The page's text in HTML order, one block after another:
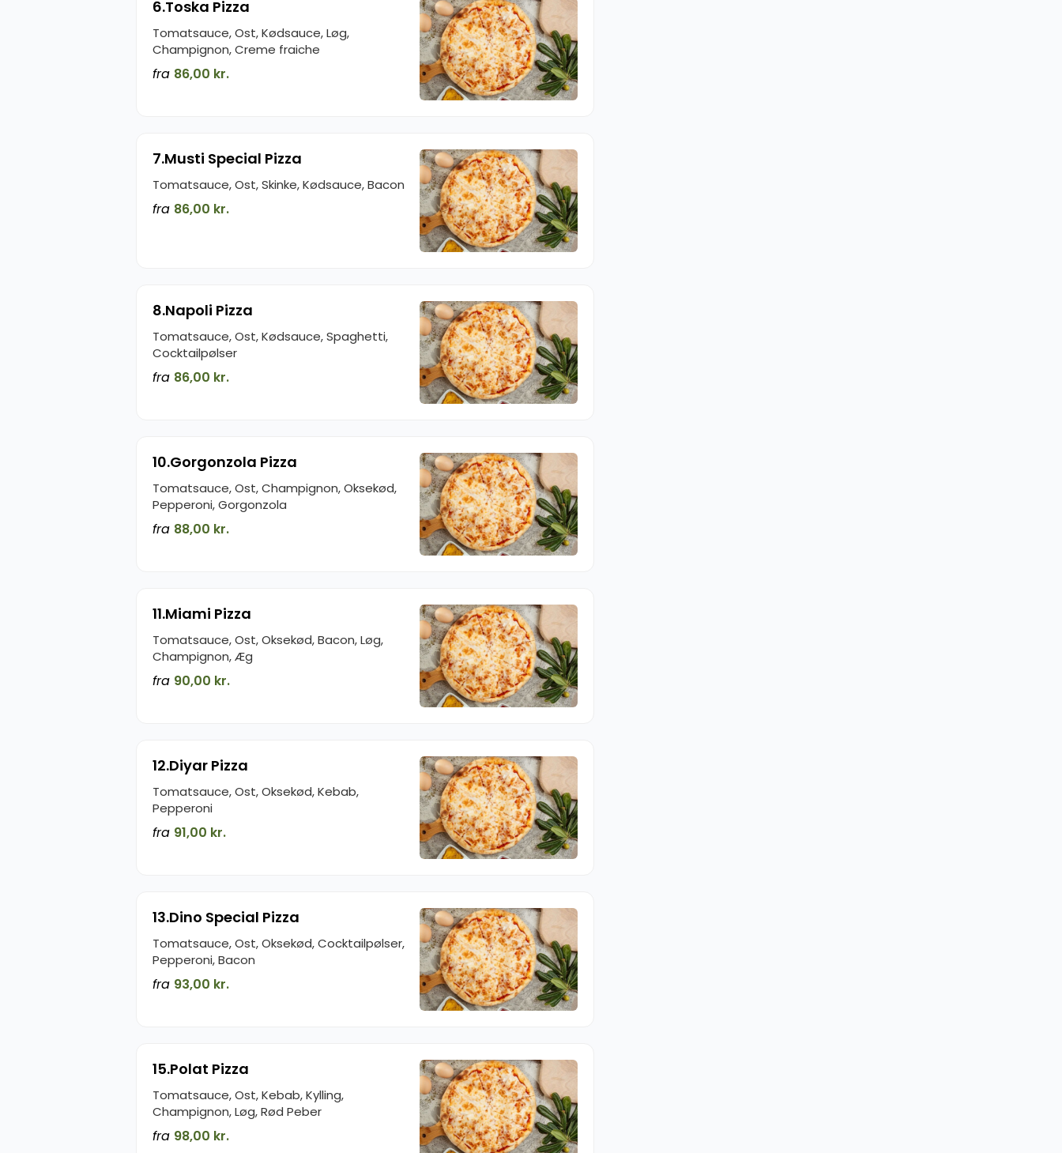
6.Toska Pizza
Tomatsauce, Ost, Kødsauce, Løg,
Champignon, Creme fraiche
fra 86,00 kr.
7.Musti Special Pizza
Tomatsauce, Ost, Skinke, Kødsauce, Bacon
fra 86,00 kr.
8.Napoli Pizza
Tomatsauce, Ost, Kødsauce, Spaghetti,
Cocktailpølser
fra 86,00 kr.
10.Gorgonzola Pizza
Tomatsauce, Ost, Champignon, Oksekød,
Pepperoni, Gorgonzola
fra 88,00 kr.
11.Miami Pizza
Tomatsauce, Ost, Oksekød, Bacon, Løg,
Champignon, Æg
fra 90,00 kr.
12.Diyar Pizza
Tomatsauce, Ost, Oksekød, Kebab,
Pepperoni
fra 91,00 kr.
13.Dino Special Pizza
Tomatsauce, Ost, Oksekød, Cocktailpølser,
Pepperoni, Bacon
fra 93,00 kr.
15.Polat Pizza
Tomatsauce, Ost, Kebab, Kylling,
Champignon, Løg, Rød Peber
fra 98,00 kr.